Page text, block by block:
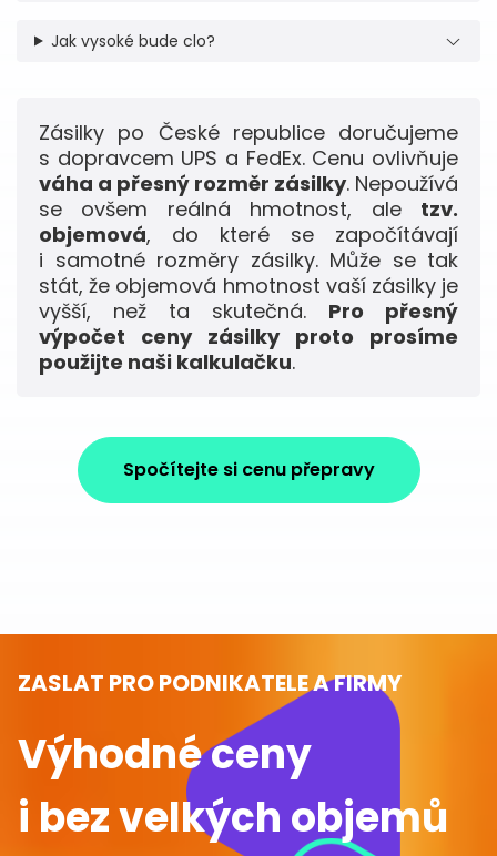
Jak vysoké bude clo?
Zásilky po České republice doručujeme
s dopravcem UPS a FedEx. Cenu ovlivňuje
váha a přesný rozměr zásilky. Nepoužívá
se ovšem reálná hmotnost, ale tzv.
objemová, do které se započítávají
i samotné rozměry zásilky. Může se tak
stát, že objemová hmotnost vaší zásilky je
vyšší, než ta skutečná. Pro přesný
výpočet ceny zásilky proto prosíme
použijte naši kalkulačku.
Spočítejte si cenu přepravy
ZASLAT PRO PODNIKATELE A FIRMY
Výhodné ceny
i bez velkých objemů